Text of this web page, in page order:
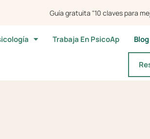
Guía gratuita "10 claves para
Trabaja En PsicoAp Blog